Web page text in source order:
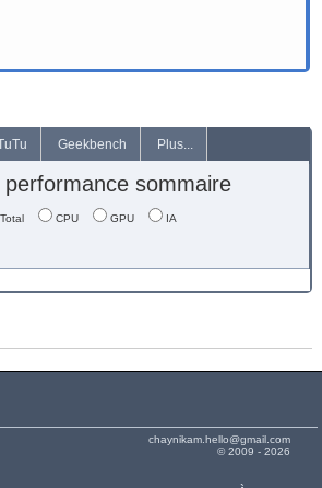
Geekbench Plus...
performance sommaire
Total CPU GPU IA
chaynikam.hello@gmail.com
© 2009 - 2026